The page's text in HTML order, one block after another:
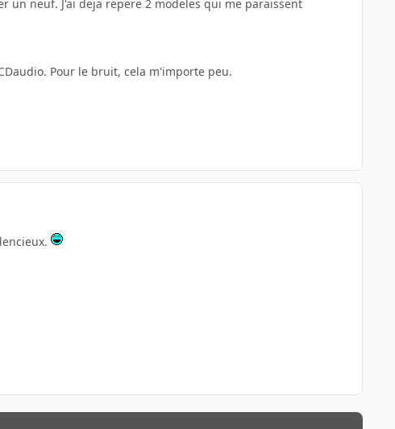
un neuf. J'ai deja repere 2 modeles qui me paraissent
Pour le bruit, cela m'importe peu.